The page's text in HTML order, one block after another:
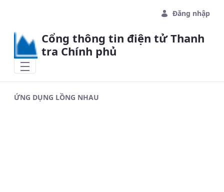
Đăng nhập
Cổng thông tin điện tử Thanh
tra Chính phủ
ỨNG DỤNG LỒNG NHAU